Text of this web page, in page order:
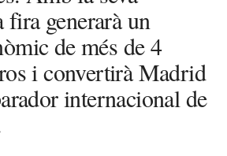
fira generarà un
de més de 4
i convertirà Madrid
internacional de